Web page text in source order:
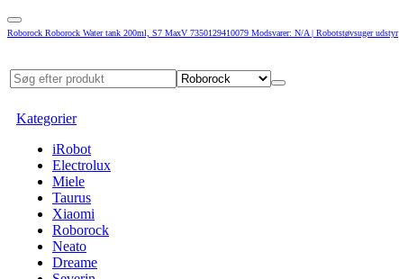
Roborock Roborock Water tank 200ml, S7 MaxV 7350129410079 Modsvarer: N/A | Robotstøvsuger udstyr
Kategorier
iRobot
Electrolux
Miele
Taurus
Xiaomi
Roborock
Neato
Dreame